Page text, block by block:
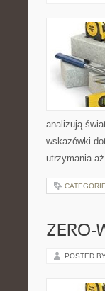
analizują
wskazówki
utrzymania
ZERO-
POSTED